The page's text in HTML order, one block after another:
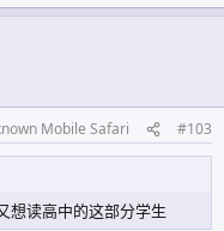
Mobile Safari #103
想读高中的这部分学生